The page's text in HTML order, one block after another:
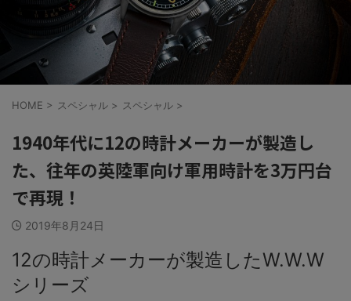
HOME > スペシャル > スペシャル >
1940年代に12の時計メーカーが製造し
た、往年の英陸軍向け軍用時計を3万円台
で再現！
2019年8月24日
12の時計メーカーが製造したW.W.W
シリーズ